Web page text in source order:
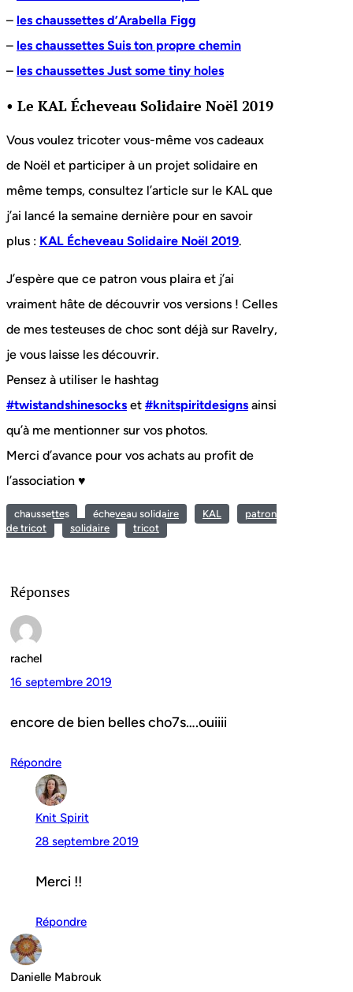
– les chaussettes d’Arabella Figg
– les chaussettes Suis ton propre chemin
– les chaussettes Just some tiny holes
• Le KAL Écheveau Solidaire Noël 2019
Vous voulez tricoter vous-même vos cadeaux
de Noël et participer à un projet solidaire en
même temps, consultez l’article sur le KAL que
j’ai lancé la semaine dernière pour en savoir
plus : KAL Écheveau Solidaire Noël 2019.
J’espère que ce patron vous plaira et j’ai
vraiment hâte de découvrir vos versions ! Celles
de mes testeuses de choc sont déjà sur Ravelry,
je vous laisse les découvrir.
Pensez à utiliser le hashtag
#twistandshinesocks et #knitspiritdesigns ainsi
qu’à me mentionner sur vos photos.
Merci d’avance pour vos achats au profit de
l’association ♥
chaussettes écheveau solidaire KAL
patron
de tricot
solidaire tricot
Réponses
rachel
16 septembre 2019
encore de bien belles cho7s….ouiiii
Répondre
Knit Spirit
28 septembre 2019
Merci !!
Répondre
Danielle Mabrouk